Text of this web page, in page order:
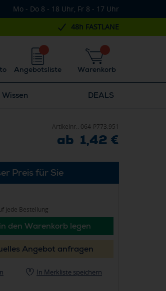
Mo - Do 8 - 18 Uhr, Fr 8 - 17 Uhr
48h FASTLANE
Warenkorb
Angebotsliste
Wissen DEALS
Artikelnr.: 064-P773.951
ab 1,42 €
Preis für Sie
jede Bestellung
den Warenkorb legen
Angebot anfragen
In Merkliste speichern